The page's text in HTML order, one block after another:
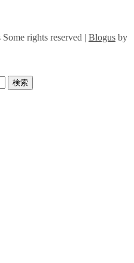
rights reserved | Blogus by